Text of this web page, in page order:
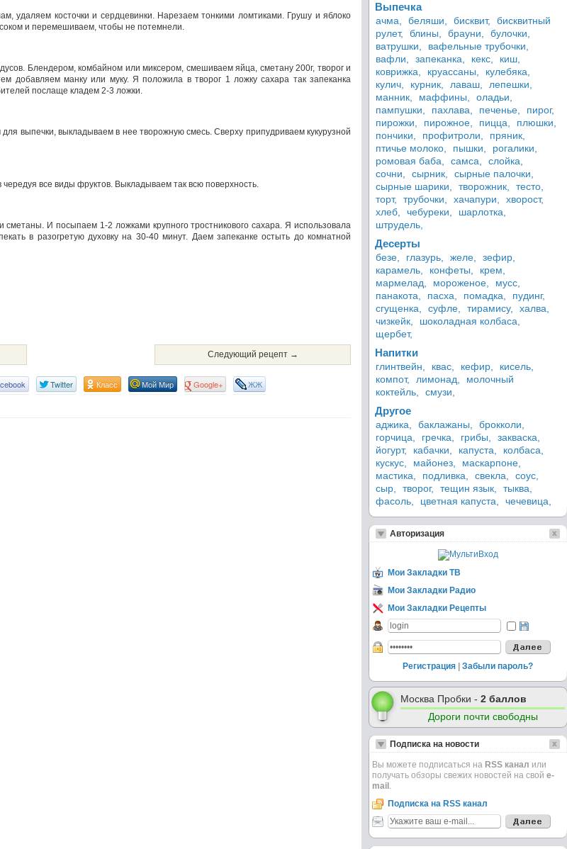
удаляем косточки и сердцевинки. Нарезаем тонкими ломтиками. Грушу и яблоко
и перемешиваем, чтобы не потемнели.
Блендером, комбайном или миксером, смешиваем яйца, сметану 200г, творог и
добавляем манку или муку. Я положила в творог 1 ложку сахара так запеканка
послаще кладем 2-3 ложки.
выпечки, выкладываем в нее творожную смесь. Сверху припудриваем кукурузной
все виды фруктов. Выкладываем так всю поверхность.
сметаны. И посыпаем 1-2 ложками крупного тростникового сахара. Я использовала
в разогретую духовку на 30-40 минут. Даем запеканке остыть до комнатной
Следующий рецепт →
Twitter Класс Мой Мир Google+ ЖЖ
Выпечка
ачма, беляши, бисквит,
бисквитный
рулет,
блины, брауни,
булочки,
ватрушки,
вафельные трубочки,
вафли,
запеканка, кекс,
киш,
коврижка,
круассаны,
кулебяка,
кулич,
курник, лаваш,
лепешки,
манник,
маффины,
оладьи,
пампушки,
пахлава, печенье,
пирог,
пирожки,
пирожное, пицца,
плюшки,
пончики,
профитроли,
пряник,
птичье молоко,
пышки,
рогалики,
ромовая баба,
самса,
слойка,
сочни,
сырник,
сырные палочки,
сырные шарики,
творожник,
тесто,
торт,
трубочки, хачапури,
хворост,
хлеб,
чебуреки,
шарлотка,
штрудель,
Десерты
безе, глазурь, желе,
зефир,
карамель,
конфеты,
крем,
мармелад,
мороженое,
мусс,
панакота,
пасха, помадка,
пудинг,
сгущенка,
суфле, тирамису,
халва,
чизкейк,
шоколадная колбаса,
щербет,
Напитки
глинтвейн, квас, кефир,
кисель,
компот,
лимонад,
молочный
коктейль,
смузи,
Другое
аджика, баклажаны,
брокколи,
горчица,
гречка, грибы,
закваска,
йогурт,
кабачки, капуста,
колбаса,
кускус,
майонез,
маскарпоне,
мастика,
подливка, свекла,
соус,
сыр,
творог, тещин язык,
тыква,
фасоль,
цветная капуста, чечевица,
Авторизация
Мои Закладки ТВ
Мои Закладки Радио
Мои Закладки Рецепты
Регистрация Забыли пароль?
Москва Пробки - 2 баллов
Дороги почти свободны
Подписка на новости
Вы можете подписаться на RSS канал или
получать обзоры свежих новостей на свой e-
mail .
Подписка на RSS канал